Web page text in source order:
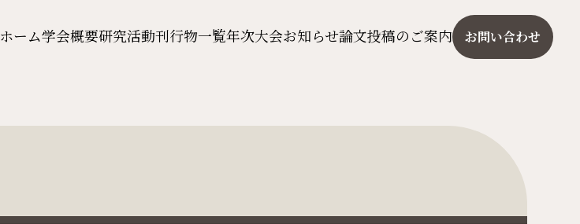
ホーム学会概要研究活動刊行物一覧年次大会お知らせ論文投稿のご案内 お問い合わせ